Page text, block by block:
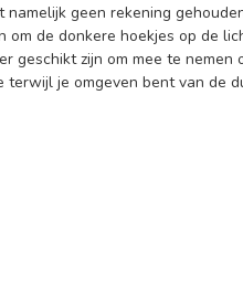
geen rekening
de donkere hoekjes op de
zijn om mee te nemen
je omgeven bent van de